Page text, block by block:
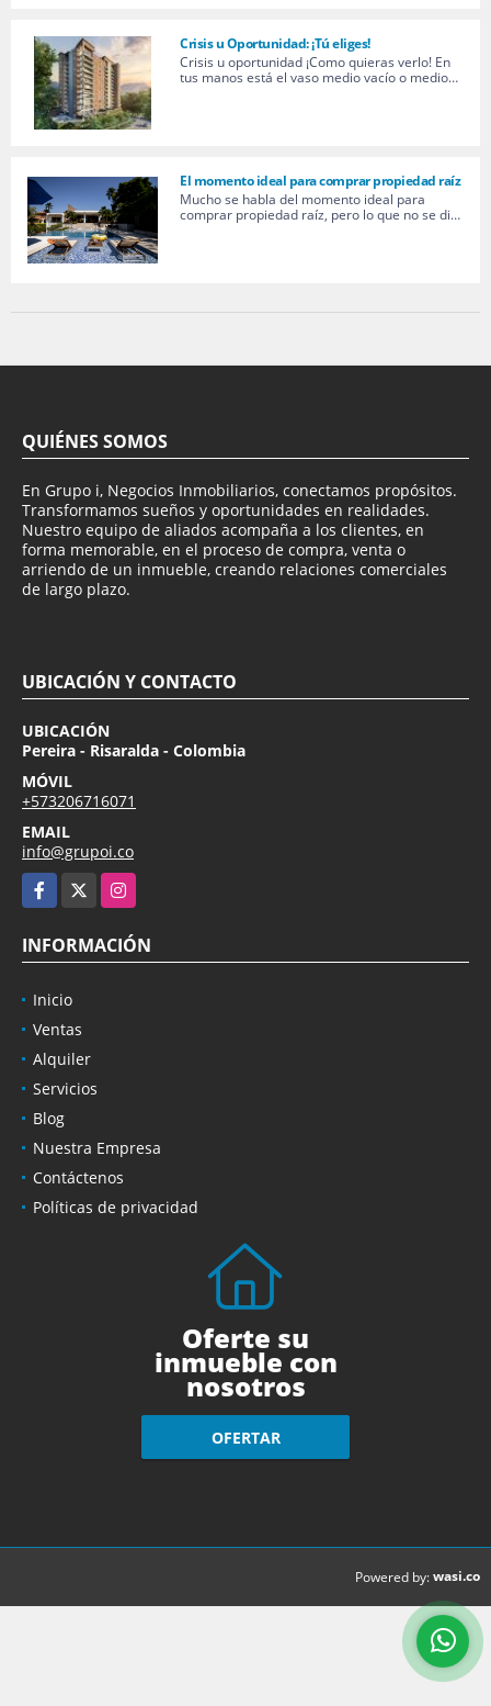
Crisis u Oportunidad: ¡Tú eliges!
Crisis u oportunidad ¡Como quieras verlo! En
tus manos está el vaso medio vacío o medio…
El momento ideal para comprar propiedad raíz
Mucho se habla del momento ideal para
comprar propiedad raíz, pero lo que no se di…
QUIÉNES SOMOS
En Grupo i, Negocios Inmobiliarios, conectamos propósitos.
Transformamos sueños y oportunidades en realidades.
Nuestro equipo de aliados acompaña a los clientes, en
forma memorable, en el proceso de compra, venta o
arriendo de un inmueble, creando relaciones comerciales
de largo plazo.
UBICACIÓN Y CONTACTO
UBICACIÓN
Pereira - Risaralda - Colombia
MÓVIL
+573206716071
EMAIL
info@grupoi.co
Facebook
Instagram
INFORMACIÓN
Inicio
Ventas
Alquiler
Servicios
Blog
Nuestra Empresa
Contáctenos
Políticas de privacidad
Oferte su
inmueble con
nosotros
OFERTAR
Powered by:wasi.co